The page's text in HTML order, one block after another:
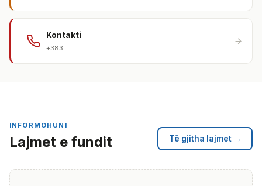
Kontakti
+383...
INFORMOHUNI
Lajmet e fundit Të gjitha lajmet →